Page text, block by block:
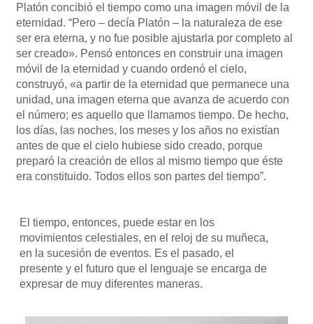
Platón concibió el tiempo como una imagen móvil de la
eternidad. “Pero – decía Platón – la naturaleza de ese
ser era eterna, y no fue posible ajustarla por completo al
ser creado». Pensó entonces en construir una imagen
móvil de la eternidad y cuando ordenó el cielo,
construyó, «a partir de la eternidad que permanece una
unidad, una imagen eterna que avanza de acuerdo con
el número; es aquello que llamamos tiempo. De hecho,
los días, las noches, los meses y los años no existían
antes de que el cielo hubiese sido creado, porque
preparó la creación de ellos al mismo tiempo que éste
era constituido. Todos ellos son partes del tiempo”.
El tiempo, entonces, puede estar en los
movimientos celestiales, en el reloj de su muñeca,
en la sucesión de eventos. Es el pasado, el
presente y el futuro que el lenguaje se encarga de
expresar de muy diferentes maneras.